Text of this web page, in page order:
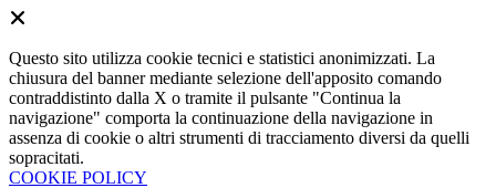
Questo sito utilizza cookie tecnici e statistici anonimizzati. La
chiusura del banner mediante selezione dell'apposito comando
contraddistinto dalla X o tramite il pulsante "Continua la
navigazione" comporta la continuazione della navigazione in
assenza di cookie o altri strumenti di tracciamento diversi da quelli
sopracitati.
COOKIE POLICY